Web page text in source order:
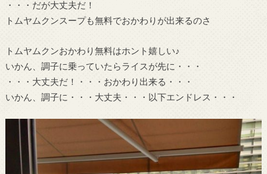
・・・だが大丈夫だ！
トムヤムクンスープも無料でおかわりが出来るのさ
トムヤムクンおかわり無料はホント嬉しい♪
いかん、調子に乗っていたらライスが先に・・・
・・・大丈夫だ！・・・おかわり出来る・・・
いかん、調子に・・・大丈夫・・・以下エンドレス・・・